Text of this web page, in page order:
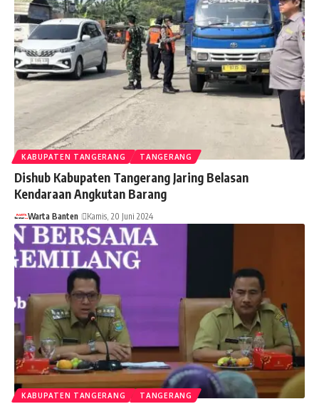
KABUPATEN TANGERANG TANGERANG
Dishub Kabupaten Tangerang Jaring Belasan
Kendaraan Angkutan Barang
Warta Banten Kamis, 20 Juni 2024
KABUPATEN TANGERANG TANGERANG